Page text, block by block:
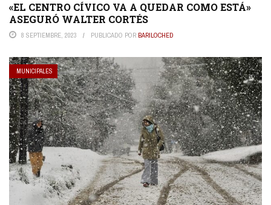
«EL CENTRO CÍVICO VA A QUEDAR COMO ESTÁ»
ASEGURÓ WALTER CORTÉS
8 SEPTIEMBRE, 2023 PUBLICADO POR BARILOCHED
MUNICIPALES